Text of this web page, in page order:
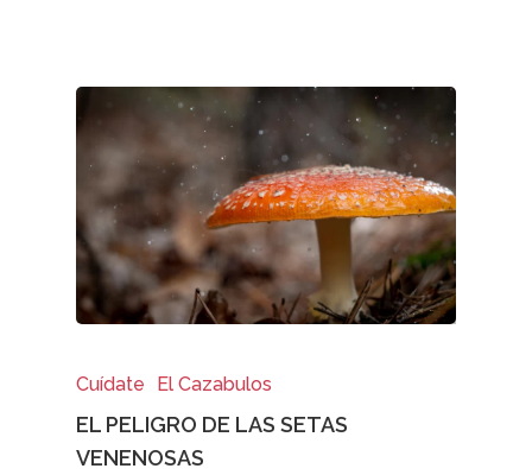
Cuídate El Cazabulos
EL PELIGRO DE LAS SETAS
VENENOSAS